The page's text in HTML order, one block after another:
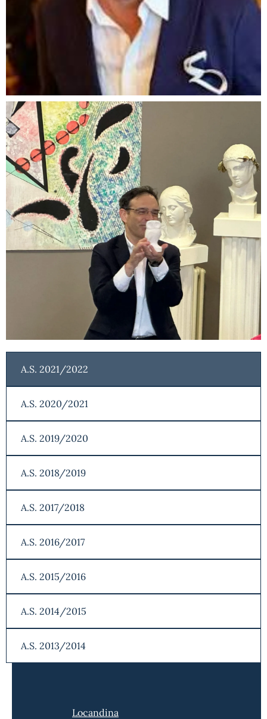
A.S. 2021/2022
A.S. 2020/2021
A.S. 2019/2020
A.S. 2018/2019
A.S. 2017/2018
A.S. 2016/2017
A.S. 2015/2016
A.S. 2014/2015
A.S. 2013/2014
Locandina